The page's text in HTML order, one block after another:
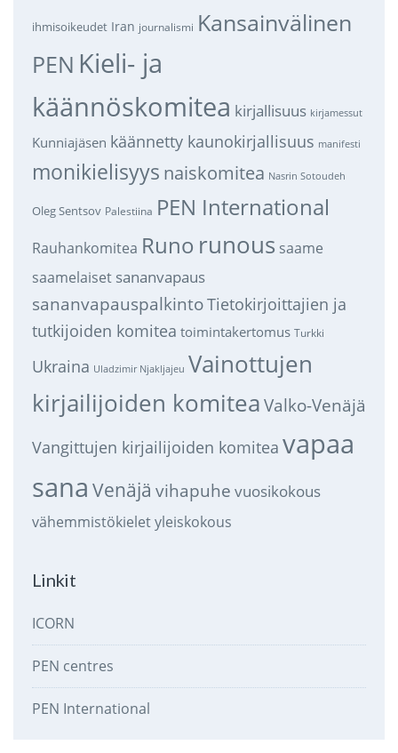
ihmisoikeudet Iran journalismi Kansainvälinen
PEN Kieli- ja
käännöskomitea kirjallisuus kirjamessut
Kunniajäsen käännetty kaunokirjallisuus manifesti
monikielisyys naiskomitea Nasrin Sotoudeh
Oleg Sentsov Palestiina PEN International
Rauhankomitea Runo runous saame
saamelaiset sananvapaus
sananvapauspalkintoTietokirjoittajien ja
tutkijoiden komitea toimintakertomus Turkki
Ukraina Uladzimir Njakljajeu Vainottujen
kirjailijoiden komitea Valko-Venäjä
Vangittujen kirjailijoiden komitea vapaa
sana Venäjä vihapuhe vuosikokous
vähemmistökieletyleiskokous
Linkit
ICORN
PEN centres
PEN International